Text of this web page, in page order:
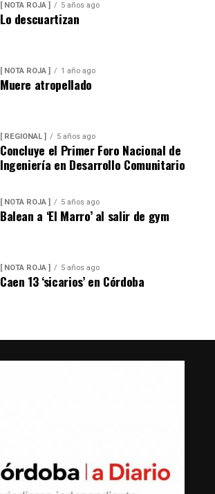
[ NOTA ROJA ] 5 años ago
Lo descuartizan
[ NOTA ROJA ] 1 año ago
Muere atropellado
[ REGIONAL ] 5 años ago
Concluye el Primer Foro Nacional de
Ingeniería en Desarrollo Comunitario
[ NOTA ROJA ] 5 años ago
Balean a ‘El Marro’ al salir de gym
[ NOTA ROJA ] 5 años ago
Caen 13 ‘sicarios’ en Córdoba